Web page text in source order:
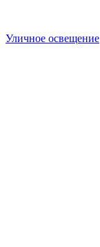
Уличное освещение